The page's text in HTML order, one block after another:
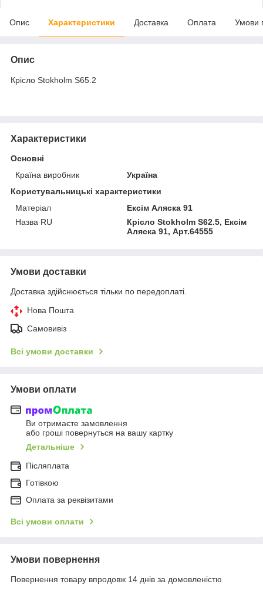
Опис Характеристики Доставка Оплата Умови
Опис
Крісло Stokholm S65.2
Характеристики
Основні
Країна виробник
Україна
Користувальницькі характеристики
Матеріал
Ексім Аляска 91
Назва RU
Крісло Stokholm S62.5, Ексім
Аляска 91, Арт.64555
Умови доставки
Доставка здійснюється тільки по передоплаті.
Нова Пошта
Самовивіз
Всі умови доставки
Умови оплати
Ви отримаєте замовлення
або гроші повернуться на вашу картку
Детальніше
Післяплата
Готівкою
Оплата за реквізитами
Всі умови оплати
Умови повернення
Повернення товару впродовж 14 днів за домовленістю